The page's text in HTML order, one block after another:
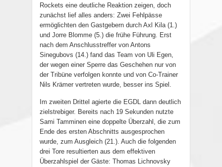
Rockets eine deutliche Reaktion zeigen, doch
zunächst lief alles anders: Zwei Fehlpässe
ermöglichten den Gastgebern durch Axl Kila (1.)
und Jorre Blomme (5.) die frühe Führung. Erst
nach dem Anschlusstreffer von Antons
Sinegubovs (14.) fand das Team von Uli Egen,
der wegen einer Sperre das Geschehen nur von
der Tribüne verfolgen konnte und von Co-Trainer
Nils Krämer vertreten wurde, besser ins Spiel.
Im zweiten Drittel agierte die EGDL dann deutlich
zielstrebiger. Bereits nach 19 Sekunden nutzte
Sami Tamminen eine doppelte Überzahl, die zum
Ende des ersten Abschnitts ausgesprochen
wurde, zum Ausgleich (21.). Auch die folgenden
drei Tore resultierten aus dem effektiven
Überzahlspiel der Gäste: Thomas Lichnovsky